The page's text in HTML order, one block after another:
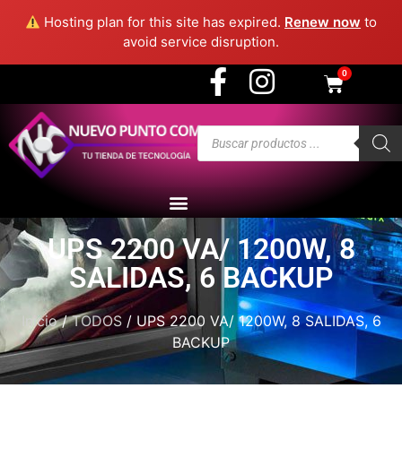
Hosting plan for this site has expired. Renew now to
avoid service disruption.
- Medellín
0
UPS 2200 VA/ 1200W, 8
SALIDAS, 6 BACKUP
Inicio/TODOS/ UPS 2200 VA/ 1200W, 8 SALIDAS, 6
BACKUP